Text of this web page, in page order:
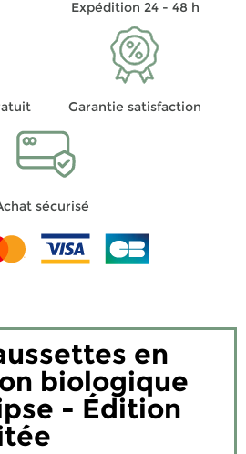
Expédition 24 - 48 h
Garantie satisfaction
sécurisé
en
biologique
- Édition